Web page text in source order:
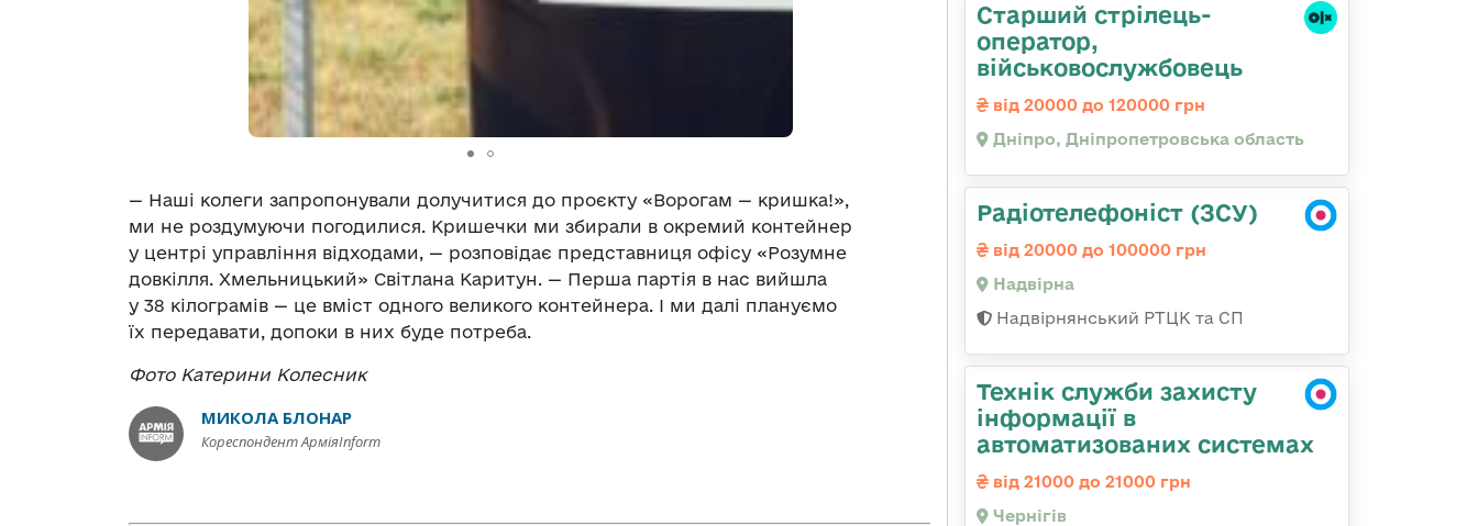
— Наші колеги запропонували долучитися до проєкту «Ворогам — кришка!»,
ми не роздумуючи погодилися. Кришечки ми збирали в окремий контейнер
у центрі управління відходами, — розповідає представниця офісу «Розумне
довкілля. Хмельницький» Світлана Каритун. — Перша партія в нас вийшла
у 38 кілограмів — це вміст одного великого контейнера. І ми далі плануємо
їх передавати, допоки в них буде потреба.
Фото Катерини Колесник
МИКОЛА БЛОНАР
Кореспондент АрміяInform
Старший стрілець-
оператор,
військовослужбовець
від 20000 до 120000 грн
Дніпро, Дніпропетровська область
Радіотелефоніст (ЗСУ)
від 20000 до 100000 грн
Надвірна
Надвірнянський РТЦК та СП
Технік служби захисту
інформації в
автоматизованих системах
від 21000 до 21000 грн
Чернігів